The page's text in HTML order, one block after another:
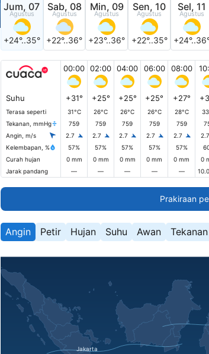
Jum, 07
Agustus
+24°..35°
Sab, 08
Agustus
+22°..36°
Min, 09
Agustus
+23°..36°
Sen, 10
Agustus
+22°..35°
Sel, 11
Agustus
00:00 02:00 04:00 06:00 08:00
Suhu +31° +25° +25° +25° +27°
Terasa seperti 31°C 26°C 26°C 26°C 28°C
Tekanan, mmHg
759 759 759 759 759
Angin, m/s
2.7 2.7 2.7 2.7 2.7 2.7
Kelembapan, %
57% 57% 57% 57% 57%
Curah hujan
0 mm 0 mm 0 mm 0 mm 0 mm 0
Jarak pandang
— — — — —
Prakiraan
Angin Petir Hujan Suhu Awan Tekanan